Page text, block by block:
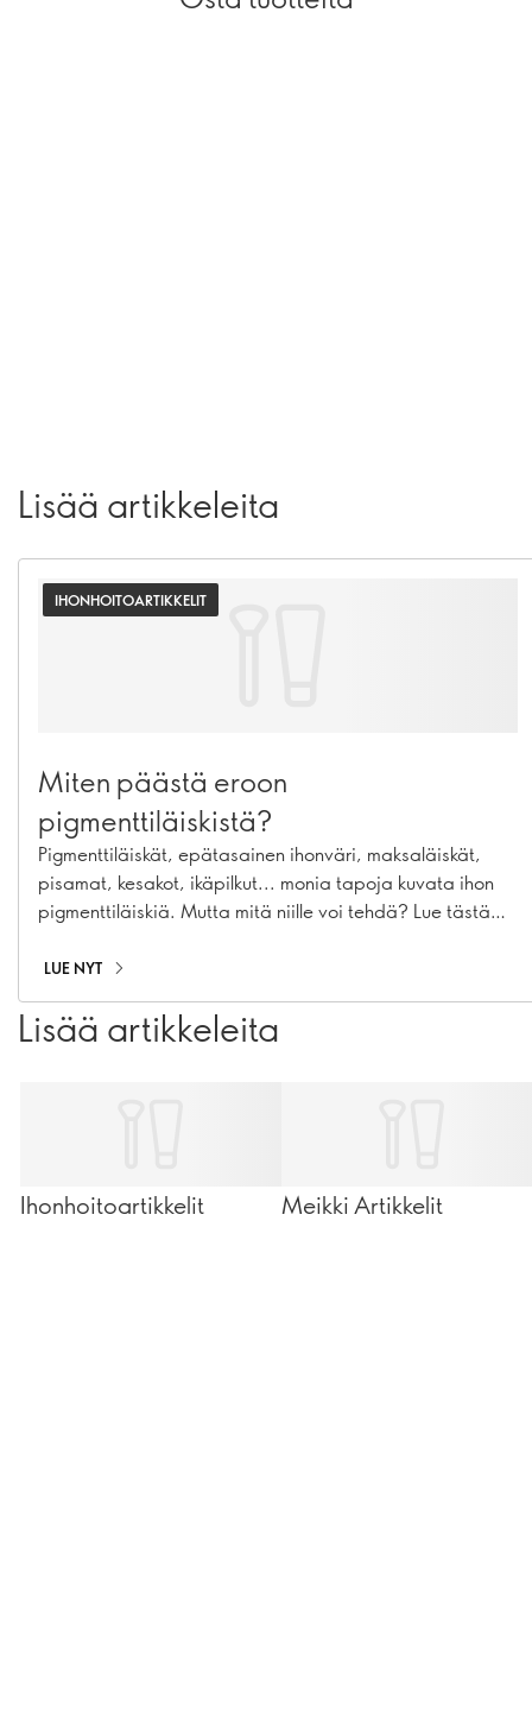
Lisää artikkeleita
IHONHOITOARTIKKELIT
Miten päästä eroon
pigmenttiläiskistä?
Pigmenttiläiskät, epätasainen ihonväri, maksaläiskät,
pisamat, kesakot, ikäpilkut... monia tapoja kuvata ihon
pigmenttiläiskiä. Mutta mitä niille voi tehdä? Lue tästä
häivyttää pigmenttiäiskiä.
LUE NYT
Lisää artikkeleita
Ihonhoitoartikkelit Meikki Artikkelit